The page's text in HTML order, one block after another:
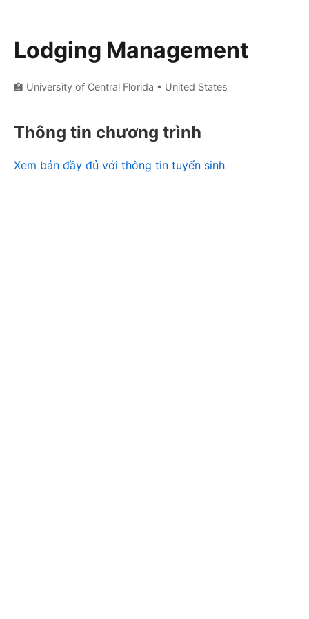
Lodging Management
🏫 University of Central Florida • United States
Thông tin chương trình
Xem bản đầy đủ với thông tin tuyển sinh